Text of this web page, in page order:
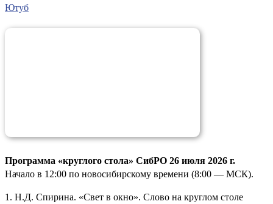
Ютуб
Программа «круглого стола» СибРО 26 июля 2026 г.
Начало в 12:00 по новосибирскому времени (8:00 — МСК).
1. Н.Д. Спирина. «Свет в окно». Слово на круглом столе